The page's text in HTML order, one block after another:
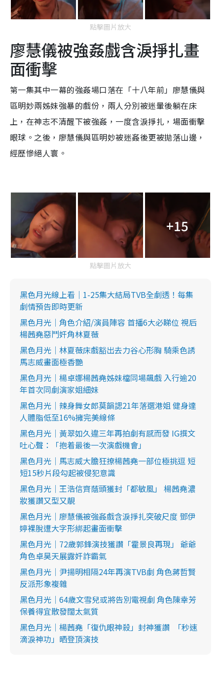
點擊圖片放大
廖慧儀被強姦戲含淚掙扎畫
面衝擊
第一集其中一幕的強姦場口落在「十八年前」廖慧儀與
區明妙兩姊妹強暴的戲份，兩人分別被迷暈後躺在床
上，在神志不清醒下被強姦，一度含淚掙扎，場面衝擊
眼球。之後，廖慧儀與區明妙被迷姦後更被拋落山邊，
經歷慘絕人寰。
+15
點擊圖片放大
黑色月光線上看｜1-25集大結局TVB全劇透！每集
劇情預告即時更新
黑色月光｜角色介紹/演員陣容 首播6大必睇位 視后
楊茜堯惡鬥奸角林夏薇
黑色月光｜林夏薇床戲豁出去力谷心形胸 騎乘色誘
馬志威畫面極香艷
黑色月光｜楊卓娜楊茜堯姊妹檔同場飆戲 入行逾20
年首次同劇演家姐細妹
黑色月光｜辣身舞女郎莫韻諰21年落選港姐 健身達
人體脂低至16%擁完美線條
黑色月光｜黃翠如久違三年再拍劇有感而發 IG撰文
吐心聲：「抱着最後一次演戲機會」
黑色月光｜馬志威大膽狂撩楊茜堯一部位極挑逗 短
短15秒片段勾起被侵犯意識
黑色月光｜王浩信齊蔭頭獲封「都敏風」 楊茜堯濃
妝獲讚又型又靚
黑色月光｜廖慧儀被強姦戲含淚掙扎突破尺度 鄧伊
婷裸脫遭大字形綁起畫面衝擊
黑色月光｜72歲郭鋒演技獲讚「霍景良再現」 爺爺
角色卓昊天展露奸詐霸氣
黑色月光｜尹揚明相隔24年再演TVB劇 角色蔣哲賢
反派形象複雜
黑色月光｜64歲文雪兒或將告別電視劇 角色陳幸芳
保養得宜散發闊太氣質
黑色月光｜楊茜堯「復仇眼神殺」封神獲讚 「秒速
滴淚神功」晒登頂演技